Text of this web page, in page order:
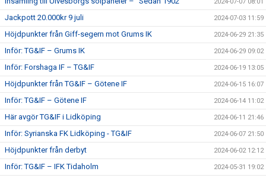
Jackpott 20.000kr 9 juli 2024-07-03 11:59
Höjdpunkter från Giff-segern mot Grums IK 2024-06-29 21:35
Inför: TG&IF – Grums IK 2024-06-29 09:02
Inför: Forshaga IF – TG&IF 2024-06-19 13:05
Höjdpunkter från TG&IF – Götene IF 2024-06-15 16:07
Inför: TG&IF – Götene IF 2024-06-14 11:02
Här avgör TG&IF i Lidköping 2024-06-11 21:46
Inför: Syrianska FK Lidköping - TG&IF 2024-06-07 21:50
Höjdpunkter från derbyt 2024-06-02 12:12
Inför: TG&IF – IFK Tidaholm 2024-05-31 19:02